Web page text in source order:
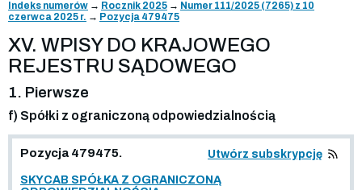
Indeks numerów → Rocznik 2025 → Numer 111/2025 (7265) z 10
czerwca 2025 r. → Pozycja 479475
XV. WPISY DO KRAJOWEGO
REJESTRU SĄDOWEGO
1. Pierwsze
f) Spółki z ograniczoną odpowiedzialnością
Pozycja 479475. Utwórz subskrypcję
SKYCAB SPÓŁKA Z OGRANICZONĄ